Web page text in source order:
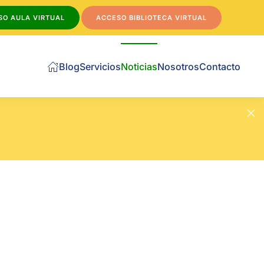
AULA VIRTUAL ACCESO BIBLIOTECA VIRTUAL
BlogServiciosNoticiasNosotrosContacto